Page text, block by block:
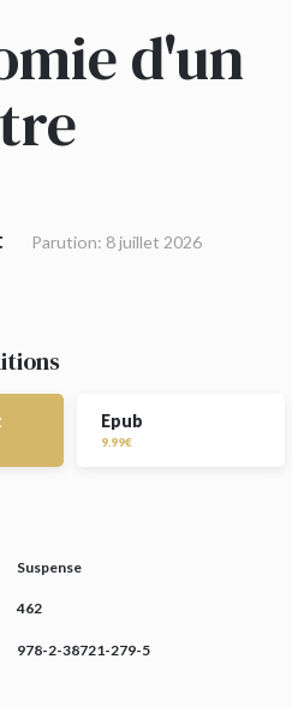
d'un
Parution: 8 juillet 2026
Epub
9.99€
Suspense
462
978-2-38721-279-5